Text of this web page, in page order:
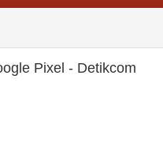
Pixel - Detikcom